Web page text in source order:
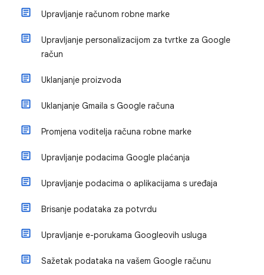
Upravljanje računom robne marke
Upravljanje personalizacijom za tvrtke za Google
račun
Uklanjanje proizvoda
Uklanjanje Gmaila s Google računa
Promjena voditelja računa robne marke
Upravljanje podacima Google plaćanja
Upravljanje podacima o aplikacijama s uređaja
Brisanje podataka za potvrdu
Upravljanje e-porukama Googleovih usluga
Sažetak podataka na vašem Google računu